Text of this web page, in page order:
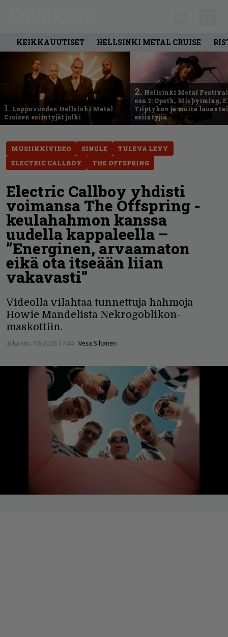
KEIKKAUUTISET HELLSINKI METAL CRUISE
1. Loppuvuoden Hellsinki Metal
Cruisen esiintyjät julki
2. Hellsinki Metal
osa 2: Opeth, Misþyrming,
Triptykon ja muita
esiintyjiä
MUSIIKKIVIDEO SINGLE
TULEVA LEVY
ELECTRIC CALLBOY
THE OFFSPRING
Electric Callboy yhdisti
voimansa The Offspring -
keulahahmon kanssa
uudella kappaleella –
”Energinen, arvaamaton
eikä ota itseään liian
vakavasti”
Videolla vilahtaa tunnettuja hahmoja
Howie Mandelista Nekrogoblikon-
maskottiin.
Julkaistu: 7.6.2026 17:44 Vesa Siltanen